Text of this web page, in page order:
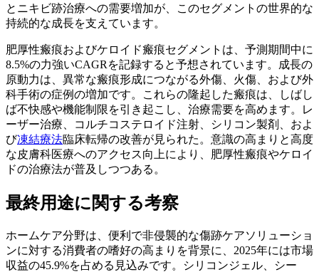
とニキビ跡治療への需要増加が、このセグメントの世界的な
持続的な成長を支えています。
肥厚性瘢痕およびケロイド瘢痕セグメントは、予測期間中に
8.5%の力強いCAGRを記録すると予想されています。成長の
原動力は、異常な瘢痕形成につながる外傷、火傷、および外
科手術の症例の増加です。これらの隆起した瘢痕は、しばし
ば不快感や機能制限を引き起こし、治療需要を高めます。レ
ーザー治療、コルチコステロイド注射、シリコン製剤、およ
び凍結療法臨床転帰の改善が見られた。意識の高まりと高度
な皮膚科医療へのアクセス向上により、肥厚性瘢痕やケロイ
ドの治療法が普及しつつある。
最終用途に関する考察
ホームケア分野は、便利で非侵襲的な傷跡ケアソリューショ
ンに対する消費者の嗜好の高まりを背景に、2025年には市場
収益の45.9%を占める見込みです。シリコンジェル、シー